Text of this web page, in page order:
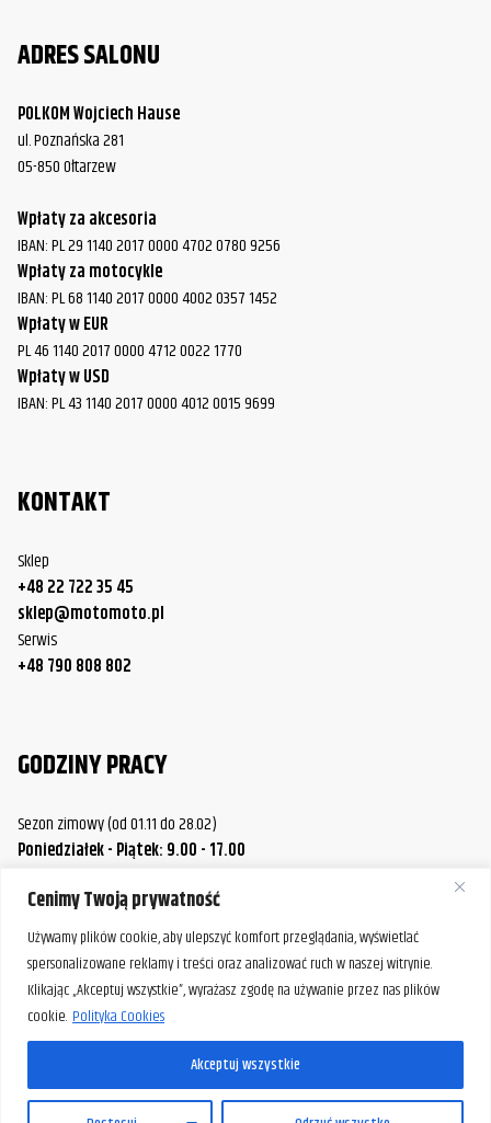
Cenimy Twoją prywatność
Używamy plików cookie, aby ulepszyć komfort przeglądania, wyświetlać
spersonalizowane reklamy i treści oraz analizować ruch w naszej witrynie.
Klikając „Akceptuj wszystkie”, wyrażasz zgodę na używanie przez nas plików
cookie. Polityka Cookies
Akceptuj wszystkie
ADRES SALONU
POLKOM Wojciech Hause
ul. Poznańska 281
05-850 Ołtarzew
Wpłaty za akcesoria
IBAN: PL 29 1140 2017 0000 4702 0780 9256
Wpłaty za motocykle
IBAN: PL 68 1140 2017 0000 4002 0357 1452
Wpłaty w EUR
PL 46 1140 2017 0000 4712 0022 1770
Wpłaty w USD
IBAN: PL 43 1140 2017 0000 4012 0015 9699
KONTAKT
Sklep
+48 22 722 35 45
sklep@motomoto.pl
Serwis
+48 790 808 802
GODZINY PRACY
Sezon zimowy (od 01.11 do 28.02)
Poniedziałek - Piątek: 9.00 - 17.00
Sezon letni (od 01.03 do 31.10)
Poniedziałek / Środa / Piątek: 9.00 - 17.00
Wtorek / Czwartek: 9.00 - 20.00
Sobota: 9.00 - 14.00
W razie potrzeby istnieje możliwość umówienia spotkania
poza standardowymi godzinami pracy naszej firmy.
Prosimy o wcześniejszy kontakt, aby ustalić dogodny termin.